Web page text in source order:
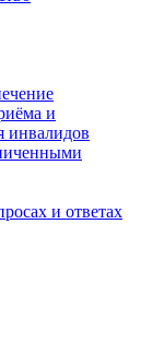
и
инвалидов
и ответах